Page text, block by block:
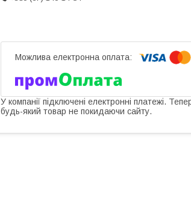
У компанії підключені електронні платежі.
будь-який товар не покидаючи сайту.